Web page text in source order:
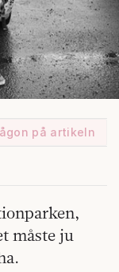
på artikeln
måste ju